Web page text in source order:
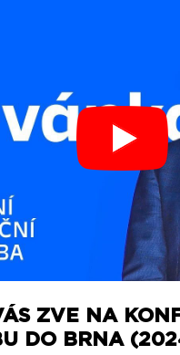
ZVE NA
DO BRNA